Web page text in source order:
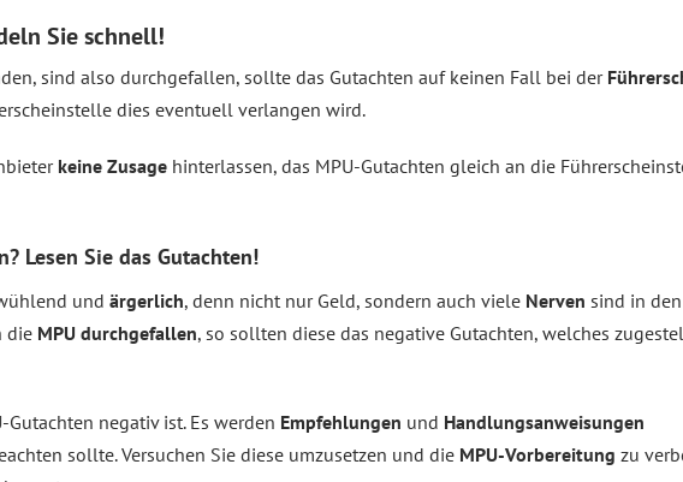
Sie schnell!
sind also durchgefallen, sollte das Gutachten auf keinen Fall bei der
dies eventuell verlangen wird.
keine Zusage hinterlassen, das MPU-Gutachten gleich an die
Lesen Sie das Gutachten!
und ärgerlich, denn nicht nur Geld, sondern auch viele Nerven sind in
die MPU durchgefallen, so sollten diese das negative Gutachten, welches
negativ ist. Es werden Empfehlungen und Handlungsanweisungen
sollte. Versuchen Sie diese umzusetzen und die MPU-Vorbereitung zu